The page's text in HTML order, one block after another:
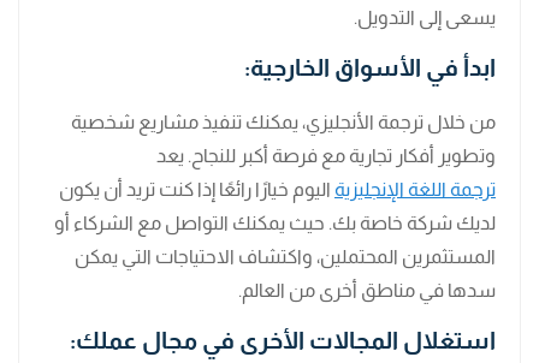
يسعى إلى التدويل.
ابدأ في الأسواق الخارجية:
من خلال ترجمة الأنجليزي، يمكنك تنفيذ مشاريع شخصية
وتطوير أفكار تجارية مع فرصة أكبر للنجاح. يعد
ترجمة اللغة الإنجليزية اليوم خيارًا رائعًا إذا كنت تريد أن يكون
لديك شركة خاصة بك. حيث يمكنك التواصل مع الشركاء أو
المستثمرين المحتملين، واكتشاف الاحتياجات التي يمكن
سدها في مناطق أخرى من العالم.
استغلال المجالات الأخرى في مجال عملك: